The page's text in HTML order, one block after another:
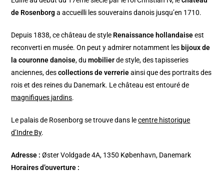
de Rosenborga accueilli les souverains danois jusqu’en 1710.
Depuis 1838, ce château de style Renaissance hollandaiseest
reconverti en musée. On peut y admirer notamment les bijoux de
la couronne danoise, dumobilierde style, des tapisseries
anciennes, descollections de verrerieainsi que des portraits des
rois et des reines du Danemark. Le château est entouré de
magnifiques jardins.
Le palais de Rosenborg se trouve dans lecentre historique
d’Indre By.
Adresse : Øster Voldgade 4A, 1350 København, Danemark
Horaires d’ouverture :